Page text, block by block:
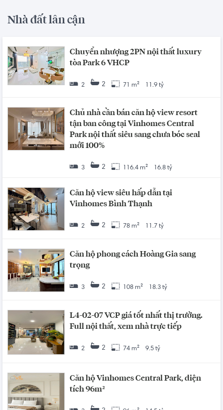
Nhà đất lân cận
Chuyển nhượng 2PN nội thất luxury
tòa Park 6 VHCP
2 2 71 m² 11.9 tỷ
Chủ nhà cần bán căn hộ view resort
tận ban công tại Vinhomes Central
Park nội thất siêu sang chưa bóc seal
mới 100%
3 2 116.4 m² 16.8 tỷ
Căn hộ view siêu hấp dẫn tại
Vinhomes Bình Thạnh
2 2 78 m² 11.7 tỷ
Căn hộ phong cách Hoàng Gia sang
trọng
3 2 108 m² 18.3 tỷ
L4-02-07 VCP giá tốt nhất thị trường.
Full nội thất, xem nhà trực tiếp
2 2 74 m² 9.5 tỷ
Căn hộ Vinhomes Central Park, diện
tích 96m²